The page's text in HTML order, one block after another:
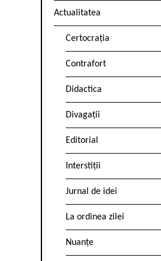
Actualitatea
Certocrația
Contrafort
Didactica
Divagații
Editorial
Interstiții
Jurnal de idei
La ordinea zilei
Nuanțe